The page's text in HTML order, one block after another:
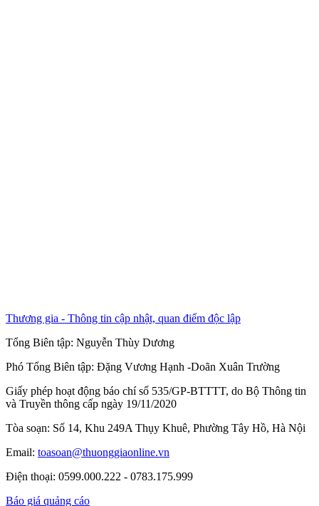
Thương gia - Thông tin cập nhật, quan điểm độc lập
Tổng Biên tập: Nguyễn Thùy Dương
Phó Tổng Biên tập: Đặng Vương Hạnh -Doãn Xuân Trường
Giấy phép hoạt động báo chí số 535/GP-BTTTT, do Bộ Thông tin
và Truyền thông cấp ngày 19/11/2020
Tòa soạn: Số 14, Khu 249A Thụy Khuê, Phường Tây Hồ, Hà Nội
Email: toasoan@thuonggiaonline.vn
Điện thoại: 0599.000.222 - 0783.175.999
Báo giá quảng cáo